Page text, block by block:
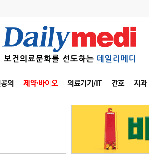
의 제약·바이오 의료기기/IT 간호 치과
6
관리급여 실시
지필공 지원책
수련환경 개선
의과대학 입시
사고
수첩
~2026-08-31
채용시까지